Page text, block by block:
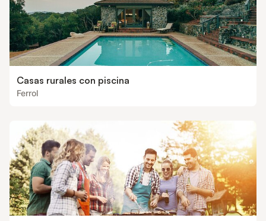
Casas rurales con piscina
Ferrol